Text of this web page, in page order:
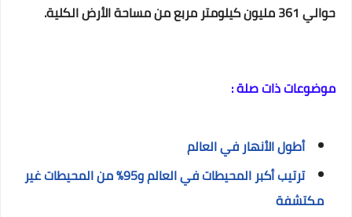
حوالي 361 مليون كيلومتر مربع من مساحة الأرض الكلية.
موضوعات ذات صلة :
أطول الأنهار في العالم
ترتيب أكبر المحيطات في العالم و95% من المحيطات غير
مكتشفة